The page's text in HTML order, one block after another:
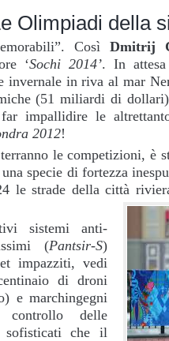
Olimpiadi della
Così Dmitrij
‘Sochi 2014’. In
invernale in riva al mar
(51 miliardi di
impallidire le
2012!
le competizioni, è
specie di fortezza
le strade della città
sistemi anti-
(Pantsir-S)
impazziti, vedi
di droni
e marchingegni
delle
sofisticati che il